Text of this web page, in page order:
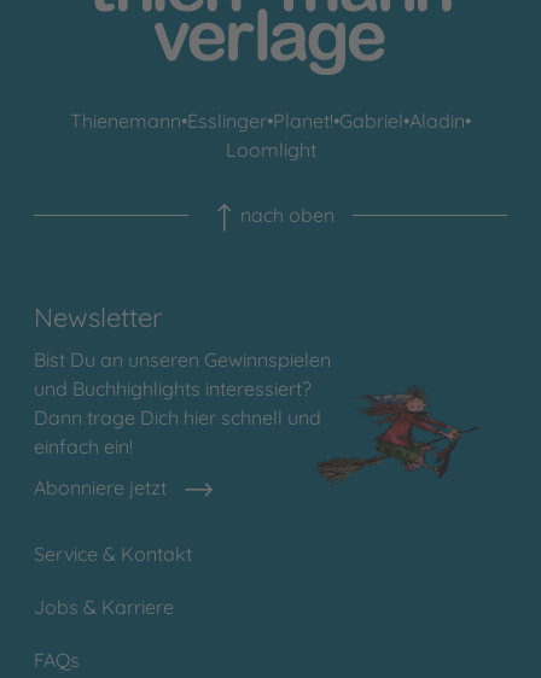
Thienemann•Esslinger•Planet!•Gabriel•Aladin•
Loomlight
nach oben
Newsletter
Bist Du an unseren Gewinnspielen
und Buchhighlights interessiert?
Dann trage Dich hier schnell und
einfach ein!
Abonniere jetzt
Service & Kontakt
Jobs & Karriere
FAQs